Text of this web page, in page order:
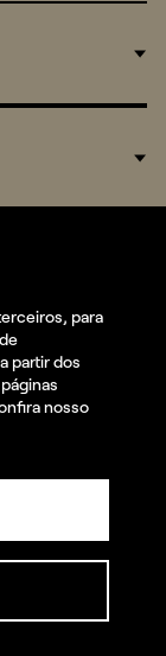
para
partir dos
nosso